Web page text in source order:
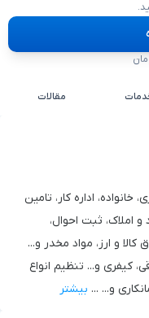
مقالات
اداره کار، تامین
و املاک، ثبت احوال،
کالا و ارز، مواد مخدر و...
کیفری و... تنظیم انواع
و... ... بیشتر